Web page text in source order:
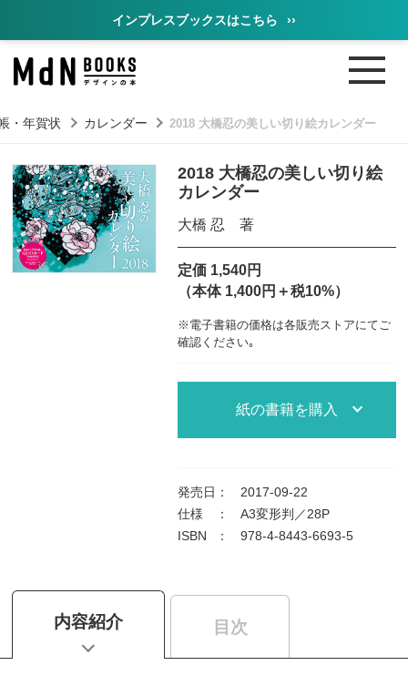
インプレスブックスはこちら ››
・年賀状 カレンダー 2018 大橋忍の美しい切り絵カレンダー
2018 大橋忍の美しい切り絵
カレンダー
大橋 忍 著
定価 1,540円
（本体 1,400円＋税10%）
※電子書籍の価格は各販売ストアにてご
確認ください｡
紙の書籍を購入
発売日 ：
2017-09-22
仕様
：
A3変形判／28P
ISBN
： 978-4-8443-6693-5
内容紹介 目次